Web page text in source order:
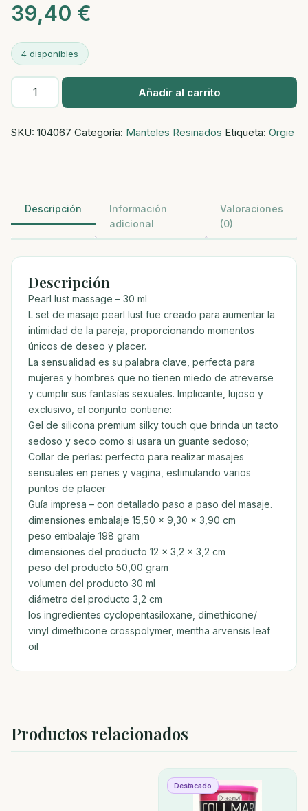
39,40 €
4 disponibles
Pearl
-
Añadir al carrito
SKU: 104067 Categoría: Manteles Resinados Etiqueta: Orgie
Descripción
Información
adicional
Valoraciones
(0)
Descripción
Pearl lust massage – 30 ml
L set de masaje pearl lust fue creado para aumentar la
intimidad de la pareja, proporcionando momentos
únicos de deseo y placer.
La sensualidad es su palabra clave, perfecta para
mujeres y hombres que no tienen miedo de atreverse
y cumplir sus fantasías sexuales. Implicante, lujoso y
exclusivo, el conjunto contiene:
Gel de silicona premium silky touch que brinda un tacto
sedoso y seco como si usara un guante sedoso;
Collar de perlas: perfecto para realizar masajes
sensuales en penes y vagina, estimulando varios
puntos de placer
Guía impresa – con detallado paso a paso del masaje.
dimensiones embalaje 15,50 x 9,30 x 3,90 cm
peso embalaje 198 gram
dimensiones del producto 12 x 3,2 x 3,2 cm
peso del producto 50,00 gram
volumen del producto 30 ml
diámetro del producto 3,2 cm
los ingredientes cyclopentasiloxane, dimethicone/
vinyl dimethicone crosspolymer, mentha arvensis leaf
oil
Productos relacionados
Destacado